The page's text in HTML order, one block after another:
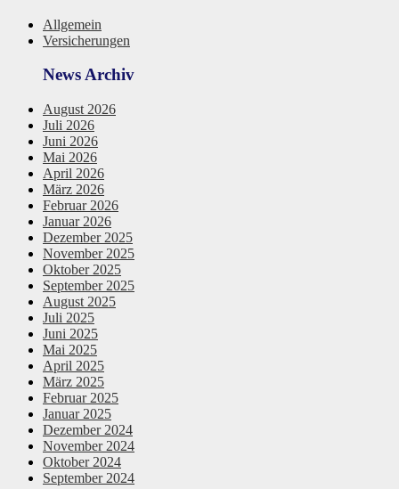
Allgemein
Versicherungen
News Archiv
August 2026
Juli 2026
Juni 2026
Mai 2026
April 2026
März 2026
Februar 2026
Januar 2026
Dezember 2025
November 2025
Oktober 2025
September 2025
August 2025
Juli 2025
Juni 2025
Mai 2025
April 2025
März 2025
Februar 2025
Januar 2025
Dezember 2024
November 2024
Oktober 2024
September 2024